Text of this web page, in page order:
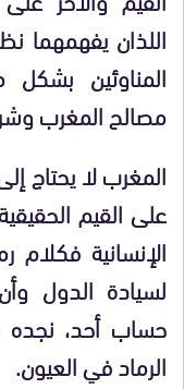
اللذان يفهمهما
المناوئين
مصالح المغرب
المغرب لا يحتاج
على القيم
الإنسانية فكلام
لسيادة الدول
حساب أحد، نجده
الرماد في العيون.